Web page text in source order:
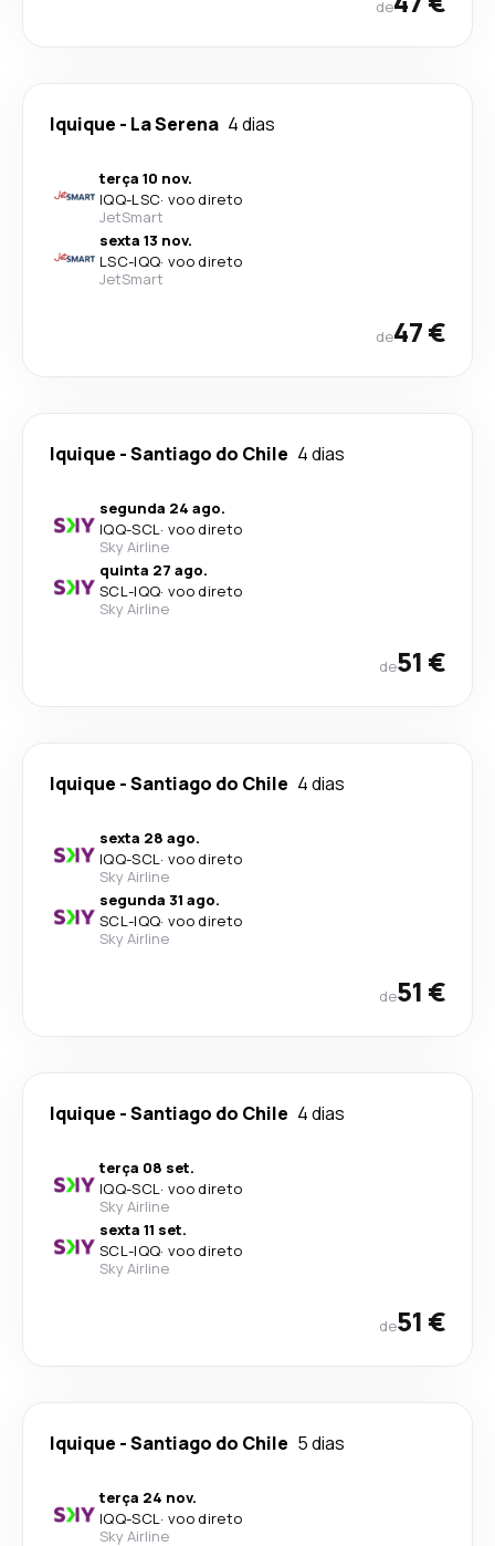
de
Iquique - La Serena 4 dias
terça 10 nov.
IQQ-LSC· voo direto
JetSmart
sexta 13 nov.
LSC-IQQ· voo direto
JetSmart
de47 €
Iquique -Santiago do Chile 4 dias
segunda 24 ago.
IQQ-SCL· voo direto
Sky Airline
quinta 27 ago.
SCL-IQQ· voo direto
Sky Airline
de51 €
Iquique -Santiago do Chile 4 dias
sexta 28 ago.
IQQ-SCL· voo direto
Sky Airline
segunda 31 ago.
SCL-IQQ· voo direto
Sky Airline
de51 €
Iquique -Santiago do Chile 4 dias
terça 08 set.
IQQ-SCL· voo direto
Sky Airline
sexta 11 set.
SCL-IQQ· voo direto
Sky Airline
de51 €
Iquique -Santiago do Chile 5 dias
terça 24 nov.
IQQ-SCL· voo direto
Sky Airline